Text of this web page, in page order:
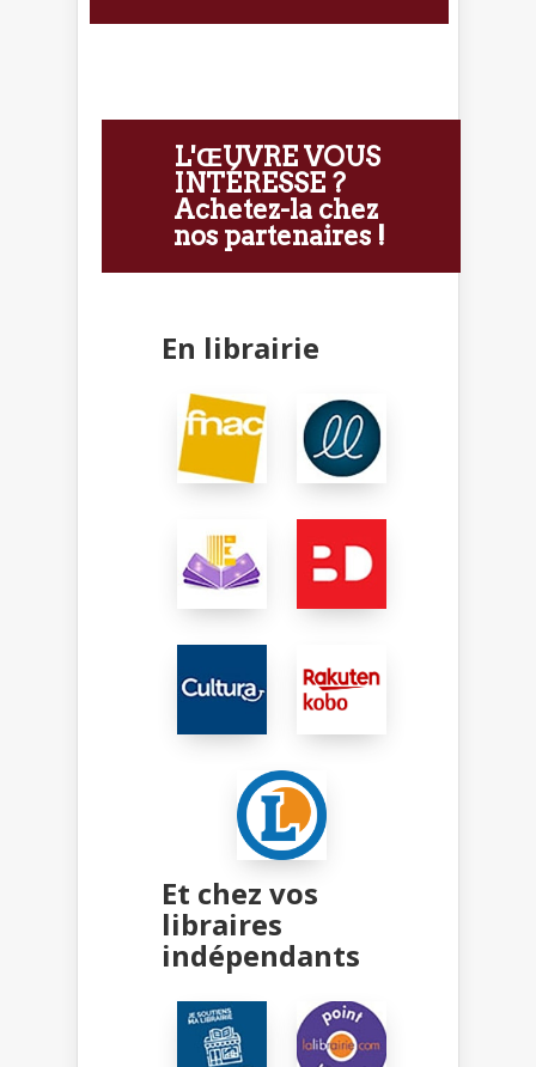
L'ŒUVRE VOUS
INTÉRESSE ?
Achetez-la chez
nos partenaires !
En librairie
Et chez vos
libraires
indépendants